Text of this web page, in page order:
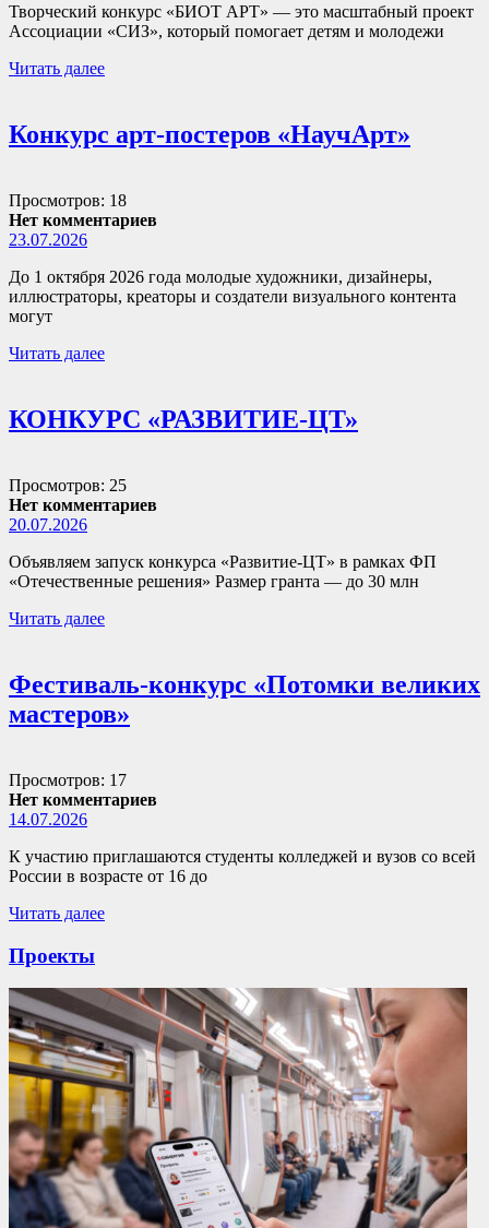
Творческий конкурс «БИОТ АРТ» — это масштабный проект
Ассоциации «СИЗ», который помогает детям и молодежи
Читать далее
Конкурс арт-постеров «НаучАрт»
Просмотров: 18
Нет комментариев
23.07.2026
До 1 октября 2026 года молодые художники, дизайнеры,
иллюстраторы, креаторы и создатели визуального контента
могут
Читать далее
КОНКУРС «РАЗВИТИЕ-ЦТ»
Просмотров: 25
Нет комментариев
20.07.2026
Объявляем запуск конкурса «Развитие-ЦТ» в рамках ФП
«Отечественные решения» Размер гранта — до 30 млн
Читать далее
Фестиваль-конкурс «Потомки великих
мастеров»
Просмотров: 17
Нет комментариев
14.07.2026
К участию приглашаются студенты колледжей и вузов со всей
России в возрасте от 16 до
Читать далее
Проекты